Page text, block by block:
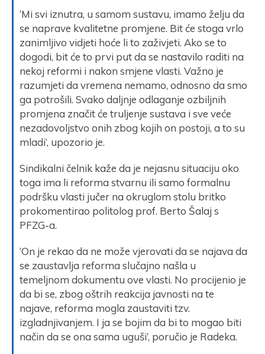
‘Mi svi iznutra, u samom sustavu, imamo želju da
se naprave kvalitetne promjene. Bit će stoga vrlo
zanimljivo vidjeti hoće li to zaživjeti. Ako se to
dogodi, bit će to prvi put da se nastavilo raditi na
nekoj reformi i nakon smjene vlasti. Važno je
razumjeti da vremena nemamo, odnosno da smo
ga potrošili. Svako daljnje odlaganje ozbiljnih
promjena značit će truljenje sustava i sve veće
nezadovoljstvo onih zbog kojih on postoji, a to su
mladi’, upozorio je.
Sindikalni čelnik kaže da je nejasnu situaciju oko
toga ima li reforma stvarnu ili samo formalnu
podršku vlasti jučer na okruglom stolu britko
prokomentirao politolog prof. Berto Šalaj s
PFZG-a.
‘On je rekao da ne može vjerovati da se najava da
se zaustavlja reforma slučajno našla u
temeljnom dokumentu ove vlasti. No procijenio je
da bi se, zbog oštrih reakcija javnosti na te
najave, reforma mogla zaustaviti tzv.
izgladnjivanjem. I ja se bojim da bi to mogao biti
način da se ona sama uguši’, poručio je Radeka.